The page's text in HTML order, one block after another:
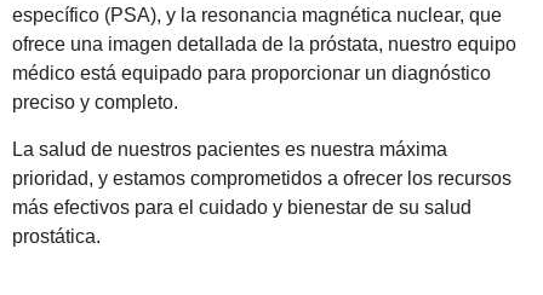
específico (PSA), y la resonancia magnética nuclear, que
ofrece una imagen detallada de la próstata, nuestro equipo
médico está equipado para proporcionar un diagnóstico
preciso y completo.
La salud de nuestros pacientes es nuestra máxima
prioridad, y estamos comprometidos a ofrecer los recursos
más efectivos para el cuidado y bienestar de su salud
prostática.